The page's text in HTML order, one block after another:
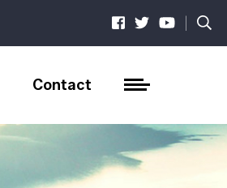
|
Contact